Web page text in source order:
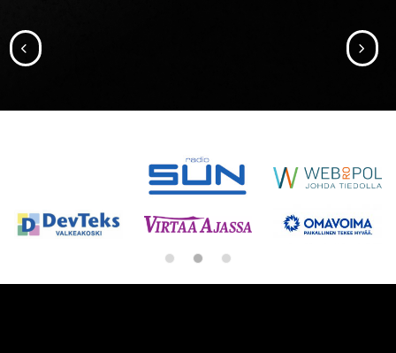
SIIRRY EDELLISEEN